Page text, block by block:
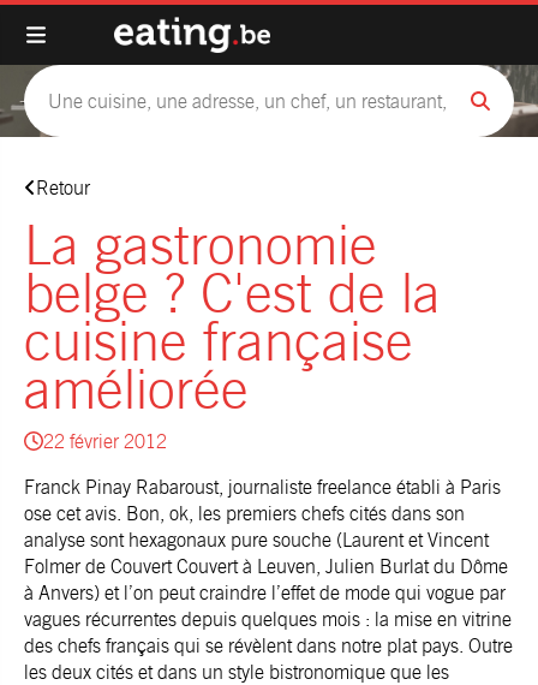
Retour
La gastronomie
belge ? C'est de la
cuisine française
améliorée
22 février 2012
Franck Pinay Rabaroust, journaliste freelance établi à Paris
ose cet avis. Bon, ok, les premiers chefs cités dans son
analyse sont hexagonaux pure souche (Laurent et Vincent
Folmer de Couvert Couvert à Leuven, Julien Burlat du Dôme
à Anvers) et l’on peut craindre l’effet de mode qui vogue par
vagues récurrentes depuis quelques mois : la mise en vitrine
des chefs français qui se révèlent dans notre plat pays. Outre
les deux cités et dans un style bistronomique que les